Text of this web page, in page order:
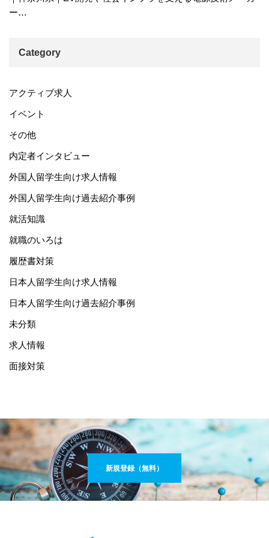
ー…
Category
アクティブ求人
イベント
その他
内定者インタビュー
外国人留学生向け求人情報
外国人留学生向け過去紹介事例
就活知識
就職のいろは
履歴書対策
日本人留学生向け求人情報
日本人留学生向け過去紹介事例
未分類
求人情報
面接対策
新規登録（無料）